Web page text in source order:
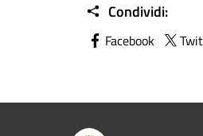
Condividi:
Facebook